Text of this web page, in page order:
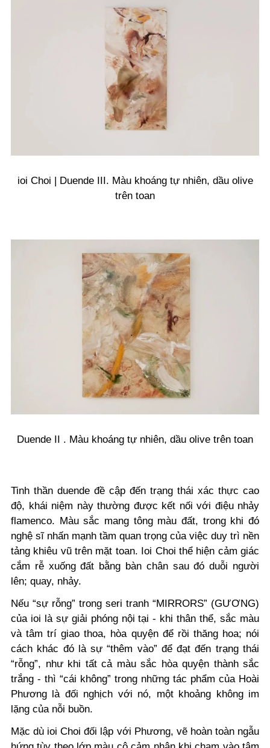
ioi Choi | Duende III. Màu khoáng tự nhiên, dầu olive
trên toan
Duende II . Màu khoáng tự nhiên, dầu olive trên toan
Tinh thần duende đề cập đến trạng thái xác thực cao
độ, khái niệm này thường được kết nối với điệu nhảy
flamenco. Màu sắc mang tông màu đất, trong khi đó
nghệ sĩ nhấn mạnh tầm quan trọng của việc duy trì nền
tảng khiêu vũ trên mặt toan. Ioi Choi thể hiện cảm giác
cắm rễ xuống đất bằng bàn chân sau đó duỗi người
lên; quay, nhảy.
Nếu “sự rỗng” trong seri tranh “MIRRORS” (GƯƠNG)
của ioi là sự giải phóng nội tại - khi thân thể, sắc màu
và tâm trí giao thoa, hòa quyện để rồi thăng hoa; nói
cách khác đó là sự “thêm vào” để đạt đến trạng thái
“rỗng”, như khi tất cả màu sắc hòa quyện thành sắc
trắng - thì “cái không” trong những tác phẩm của Hoài
Phương là đối nghịch với nó, một khoảng không im
lặng của nỗi buồn.
Mặc dù ioi Choi đối lập với Phương, vẽ hoàn toàn ngẫu